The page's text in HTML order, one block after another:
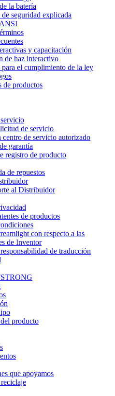
la batería
seguridad explicada
y capacitación
de haz interactivo
el cumplimiento de la ley
de productos
de servicio
centro de servicio autorizado
garantía
registro de producto
de repuestos
al Distribuidor
de productos
con respecto a las
de Inventor
de traducción
producto
que apoyamos